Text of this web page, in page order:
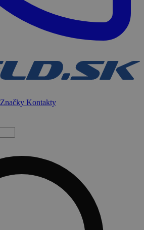
Značky Kontakty